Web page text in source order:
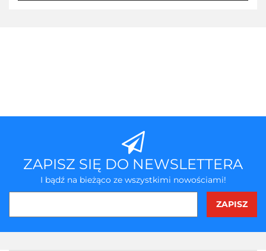
ZAPISZ SIĘ DO NEWSLETTERA
I bądź na bieżąco ze wszystkimi nowościami!